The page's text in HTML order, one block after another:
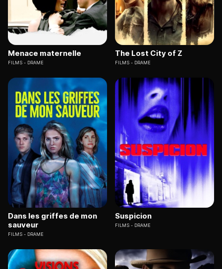
Menace maternelle
FILMS DRAME
The Lost City of Z
FILMS DRAME
Dans les griffes de mon
sauveur
FILMS DRAME
Suspicion
FILMS DRAME